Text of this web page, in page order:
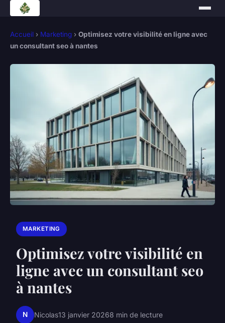
Accueil › Marketing › Optimisez votre visibilité en ligne avec
un consultant seo à nantes
MARKETING
Optimisez votre visibilité en
ligne avec un consultant seo
à nantes
N Nicolas13 janvier 20268 min de lecture